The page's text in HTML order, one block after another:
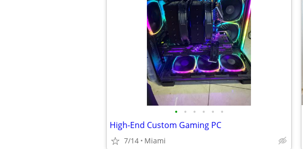
• • • • • •
High-End Custom Gaming PC
7/14 Miami